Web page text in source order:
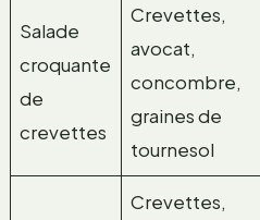
Salade
croquante
de
crevettes
Crevettes,
avocat,
concombre,
graines de
tournesol
Crevettes,